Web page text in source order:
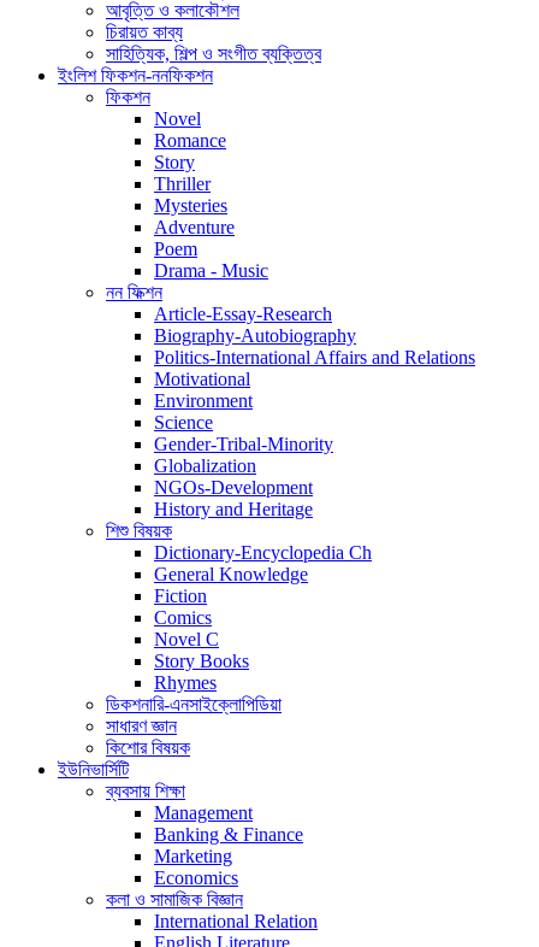
আবৃত্তি ও কলাকৌশল
চিরায়ত কাব্য
সাহিত্যিক, শিল্প ও সংগীত ব্যক্তিত্ব
ইংলিশ ফিকশন-ননফিকশন
ফিকশন
Novel
Romance
Story
Thriller
Mysteries
Adventure
Poem
Drama - Music
নন ফিক্শন
Article-Essay-Research
Biography-Autobiography
Politics-International Affairs and Relations
Motivational
Environment
Science
Gender-Tribal-Minority
Globalization
NGOs-Development
History and Heritage
শিশু বিষয়ক
Dictionary-Encyclopedia Ch
General Knowledge
Fiction
Comics
Novel C
Story Books
Rhymes
ডিকশনারি-এনসাইক্লোপিডিয়া
সাধারণ জ্ঞান
কিশোর বিষয়ক
ইউনিভার্সিটি
ব্যবসায় শিক্ষা
Management
Banking & Finance
Marketing
Economics
কলা ও সামাজিক বিজ্ঞান
International Relation
English Literature